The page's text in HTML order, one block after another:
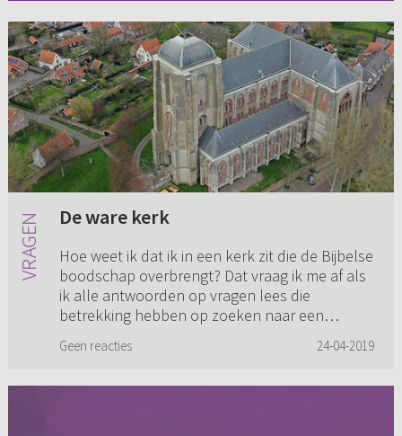
De ware kerk
Hoe weet ik dat ik in een kerk zit die de Bijbelse
boodschap overbrengt? Dat vraag ik me af als
ik alle antwoorden op vragen lees die
betrekking hebben op zoeken naar een
Geen reacties 24-04-2019